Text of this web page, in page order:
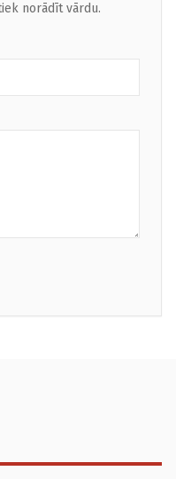
norādīt vārdu.